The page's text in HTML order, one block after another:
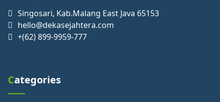
Singosari, Kab.Malang East Java 65153
hello@dekasejahtera.com
+(62) 899-9959-777
Categories